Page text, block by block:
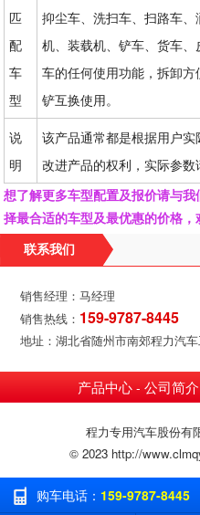
匹
配
车
型
抑尘车、洗扫车、扫路车
机、装载机、铲车、货车
车的任何使用功能，拆卸
铲互换使用。
说
明
该产品通常都是根据用户
改进产品的权利，实际参数
想了解更多车型配置及报价请与
择最合适的车型及最优惠的价格，
联系我们
销售经理：马经理
销售热线： 159-9787-8445
地址：湖北省随州市南郊程力汽
产品中心- 公司简介
程力专用汽车股份有
© 2023 http://
购车电话： 159-9787-8445